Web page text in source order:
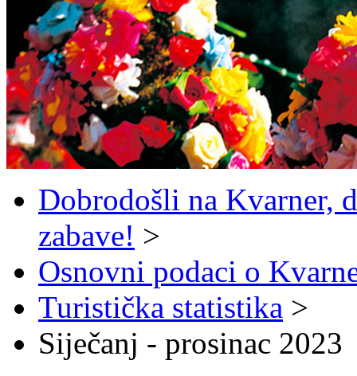
Dobrodošli na Kvarner,
zabave! >
Osnovni podaci o
Turistička statistika >
Siječanj - prosinac 2023